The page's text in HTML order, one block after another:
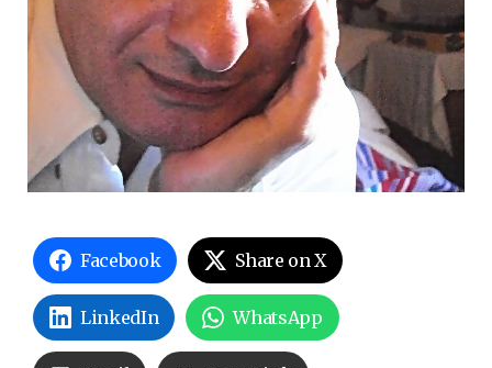
Facebook Share on X
LinkedIn WhatsApp